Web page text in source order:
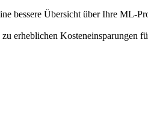
bessere Übersicht über Ihre ML-
erheblichen Kosteneinsparungen